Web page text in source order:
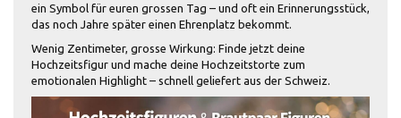
ein Symbol für euren grossen Tag – und oft ein Erinnerungsstück,
das noch Jahre später einen Ehrenplatz bekommt.
Wenig Zentimeter, grosse Wirkung: Finde jetzt deine
Hochzeitsfigur und mache deine Hochzeitstorte zum
emotionalen Highlight – schnell geliefert aus der Schweiz.